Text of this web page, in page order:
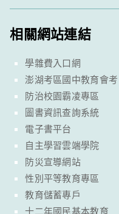
相關網站連結
學雜費入口網
澎湖考區國中教育會考
防治校園霸凌專區
圖書資訊查詢系統
電子書平台
自主學習雲端學院
防災宣導網站
性別平等教育專區
教育儲蓄專戶
十二年國民基本教育